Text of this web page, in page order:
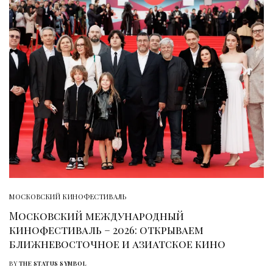
МОСКОВСКИЙ КИНОФЕСТИВАЛЬ
Московский международный
кинофестиваль – 2026: открываем
ближневосточное и азиатское кино
BY THE STATUS SYMBOL